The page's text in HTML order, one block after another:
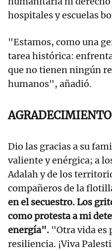
hospitales y escuelas
"Estamos, como una
tarea histórica:
que no tienen ningún
humanos", añadió.
Dio las gracias a su
valiente y enérgica; a
Adalah y de los
compañeros de la
en el secuestro. Los
como protesta a mi
energía". "Otra vida es
resiliencia. ¡Viva